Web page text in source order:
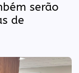
serão
de